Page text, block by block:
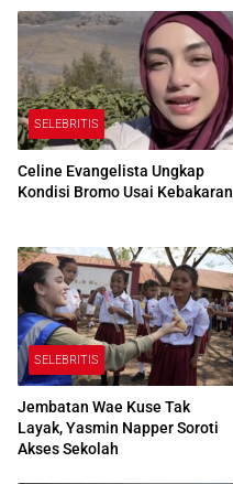
SELEBRITIS
Celine Evangelista Ungkap
Kondisi Bromo Usai Kebakaran
SELEBRITIS
Jembatan Wae Kuse Tak
Layak, Yasmin Napper Soroti
Akses Sekolah